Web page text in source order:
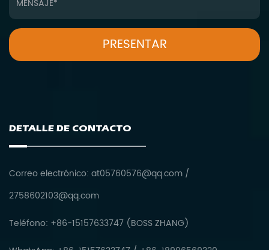
DETALLE DE CONTACTO
Correo electrónico: at05760576@qq.com /
2758602103@qq.com
Teléfono: +86-15157633747 (BOSS ZHANG)